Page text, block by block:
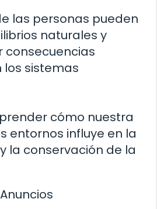
las personas pueden
naturales y
los sistemas
cómo nuestra
entornos influye en la
la conservación de la
Anuncios